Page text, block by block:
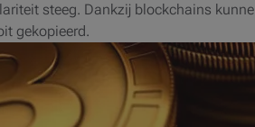
steeg. Dankzij blockchains
gekopieerd.